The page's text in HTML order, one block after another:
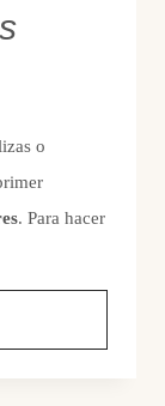
o
. Para hacer